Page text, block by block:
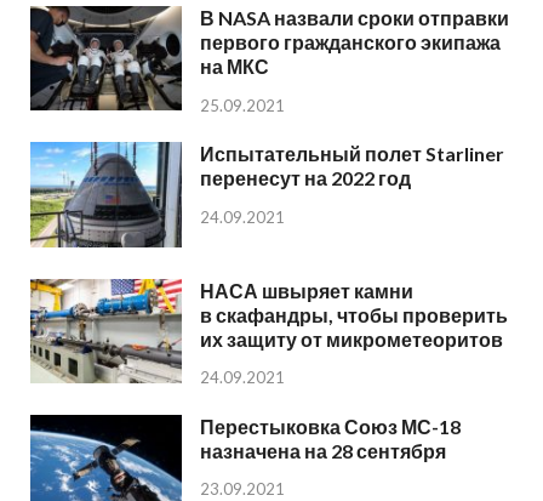
В NASA назвали сроки отправки
первого гражданского экипажа
на МКС
25.09.2021
Испытательный полет Starliner
перенесут на 2022 год
24.09.2021
НАСА швыряет камни
в скафандры, чтобы проверить
их защиту от микрометеоритов
24.09.2021
Перестыковка Союз МС-18
назначена на 28 сентября
23.09.2021